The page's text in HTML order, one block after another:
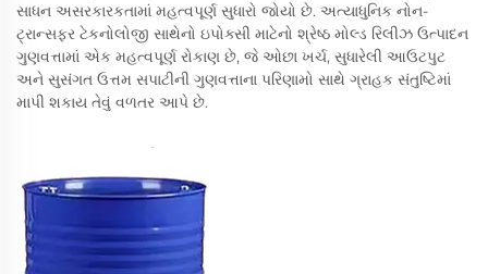
સાધન અસરકારકતામાં મહત્વપૂર્ણ સુધારો જોયો છે. અત્યાધુનિક નોન-
ટ્રાન્સફર ટેકનોલોજી સાથેનો ઇપોક્સી માટેનો શ્રેષ્ઠ મોલ્ડ રિલીઝ ઉત્પાદન
ગુણવત્તામાં એક મહત્વપૂર્ણ રોકાણ છે, જે ઓછા ખર્ચ, સુધારેલી આઉટપુટ
અને સુસંગત ઉત્તમ સપાટીની ગુણવત્તાના પરિણામો સાથે ગ્રાહક સંતુષ્ટિમાં
માપી શકાય તેવું વળતર આપે છે.